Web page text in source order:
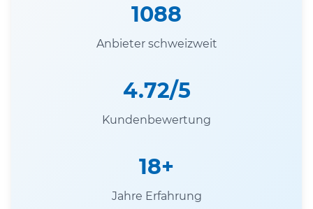
1088
Anbieter schweizweit
4.72/5
Kundenbewertung
18+
Jahre Erfahrung